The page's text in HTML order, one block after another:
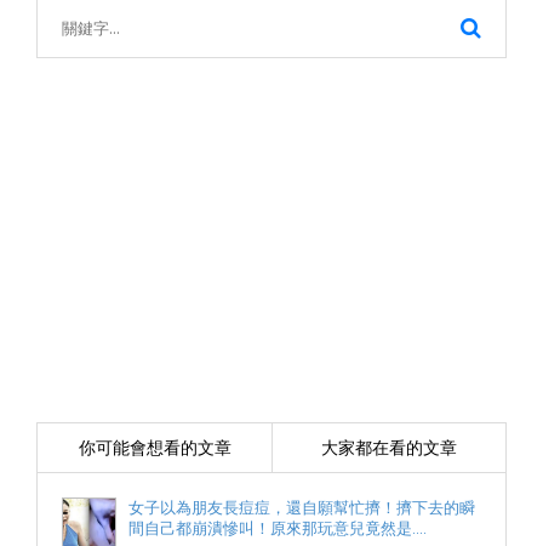
你可能會想看的文章 大家都在看的文章
女子以為朋友長痘痘，還自願幫忙擠！擠下去的瞬
間自己都崩潰慘叫！原來那玩意兒竟然是....